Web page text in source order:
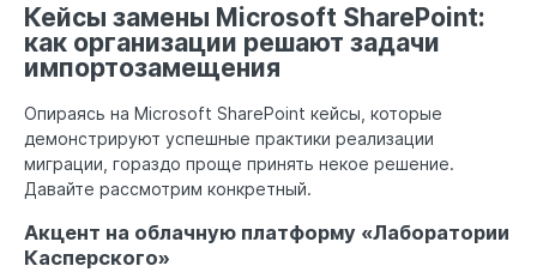
Кейсы замены Microsoft SharePoint:
как организации решают задачи
импортозамещения
Опираясь на Microsoft SharePoint кейсы, которые
демонстрируют успешные практики реализации
миграции, гораздо проще принять некое решение.
Давайте рассмотрим конкретный.
Акцент на облачную платформу «Лаборатории
Касперского»